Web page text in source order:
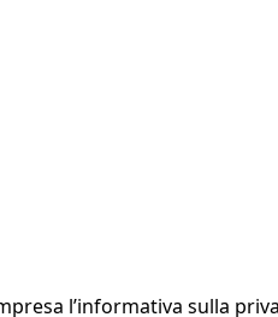
l’informativa sulla